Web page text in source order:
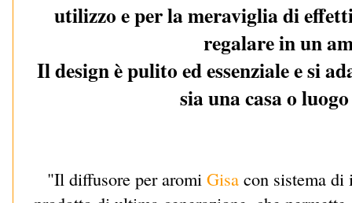
utilizzo e per la meraviglia di
regalare in un
Il design è pulito ed essenziale e si
sia una casa o
"Il diffusore per aromi Gisacon sistema di